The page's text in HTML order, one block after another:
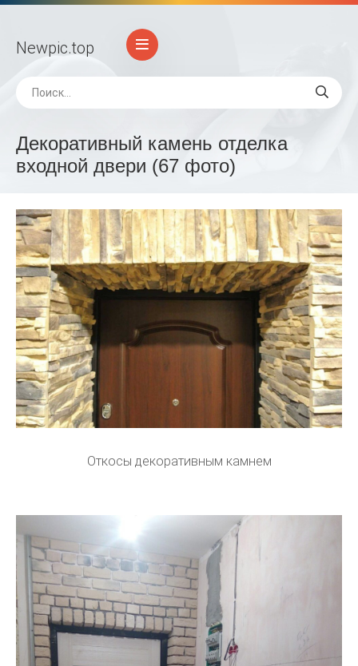
Newpic.top
Декоративный камень отделка
входной двери (67 фото)
Откосы декоративным камнем